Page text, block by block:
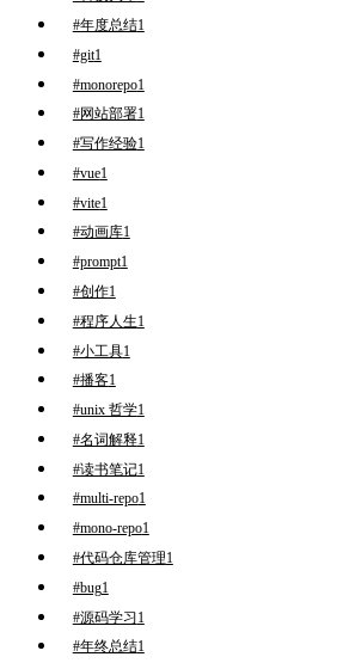
#年度总结1
#git1
#monorepo1
#网站部署1
#写作经验1
#vue1
#vite1
#动画库1
#prompt1
#创作1
#程序人生1
#小工具1
#播客1
#unix 哲学1
#名词解释1
#读书笔记1
#multi-repo1
#mono-repo1
#代码仓库管理1
#bug1
#源码学习1
#年终总结1